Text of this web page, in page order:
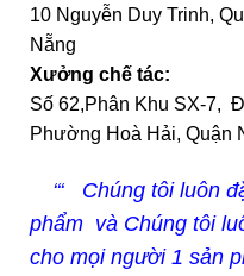
10 Nguyễn Duy Trinh,
Nẵng
Xưởng
Số 62,Phân Khu SX-7,
Phường Hoà Hải, Quận
‘‘‘ Chúng tôi luôn
phẩm và Chúng tôi
cho mọi người 1 sản